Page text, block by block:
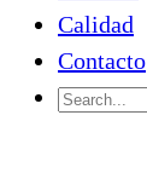
Calidad
Contacto